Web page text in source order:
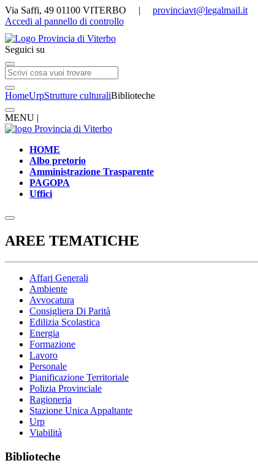
Via Saffi, 49 01100 VITERBO | provinciavt@legalmail.it
Accedi al pannello di controllo
Seguici su
HomeUrpStrutture culturaliBiblioteche
MENU |
HOME
Albo pretorio
Amministrazione Trasparente
PAGOPA
Uffici
AREE TEMATICHE
Affari Generali
Ambiente
Avvocatura
Consigliera Di Parità
Edilizia Scolastica
Energia
Formazione
Lavoro
Personale
Pianificazione Territoriale
Polizia Provinciale
Ragioneria
Stazione Unica Appaltante
Urp
Viabilità
Biblioteche